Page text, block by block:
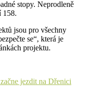
stopy. Neprodleně
158.
jsou pro všechny
se“, která je
projektu.
jezdit na Dřenici